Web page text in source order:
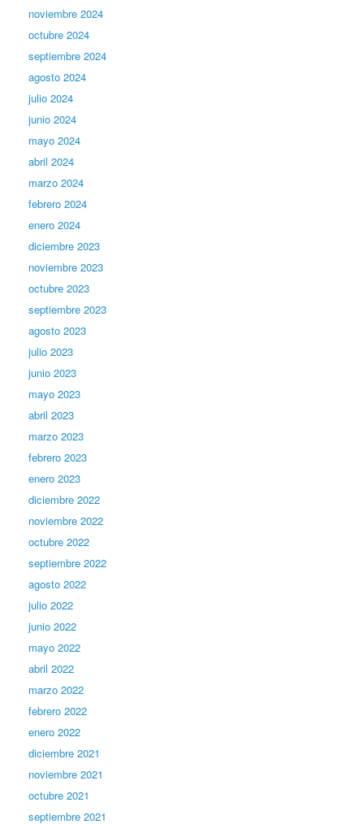
noviembre 2024
octubre 2024
septiembre 2024
agosto 2024
julio 2024
junio 2024
mayo 2024
abril 2024
marzo 2024
febrero 2024
enero 2024
diciembre 2023
noviembre 2023
octubre 2023
septiembre 2023
agosto 2023
julio 2023
junio 2023
mayo 2023
abril 2023
marzo 2023
febrero 2023
enero 2023
diciembre 2022
noviembre 2022
octubre 2022
septiembre 2022
agosto 2022
julio 2022
junio 2022
mayo 2022
abril 2022
marzo 2022
febrero 2022
enero 2022
diciembre 2021
noviembre 2021
octubre 2021
septiembre 2021